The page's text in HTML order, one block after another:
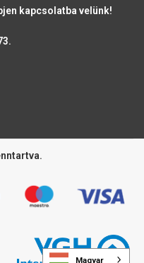
kapcsolatba velünk!
Magyar